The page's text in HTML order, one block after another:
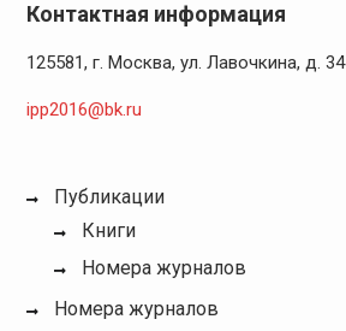
Контактная информация
125581, г. Москва, ул. Лавочкина, д. 34
ipp2016@bk.ru
Публикации
Книги
Номера журналов
Номера журналов